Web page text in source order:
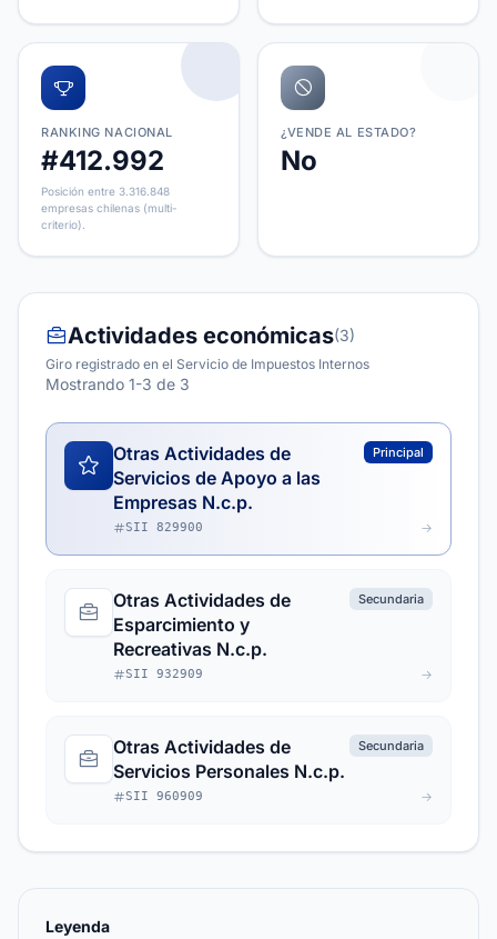
RANKING NACIONAL
#412.992
Posición entre 3.316.848
empresas chilenas (multi-
criterio).
¿VENDE AL ESTADO?
No
Actividades económicas(3)
Giro registrado en el Servicio de Impuestos Internos
Mostrando 1-3 de 3
Otras Actividades de
Servicios de Apoyo a las
Empresas N.c.p.
Principal
SII 829900
Otras Actividades de
Esparcimiento y
Recreativas N.c.p.
Secundaria
SII 932909
Otras Actividades de
Servicios Personales N.c.p.
Secundaria
SII 960909
Leyenda